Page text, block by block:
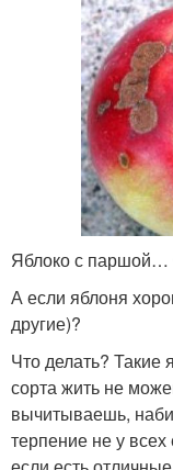
Яблоко с паршой…
А если яблоня
другие)?
Что делать? Такие
сорта жить не
вычитываешь,
терпение не у